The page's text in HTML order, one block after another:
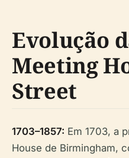
Evolução
Meeting
Street
1703–1857: Em 1703, a
House de Birmingham,